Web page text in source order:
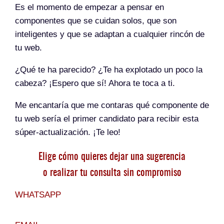
Es el momento de empezar a pensar en
componentes que se cuidan solos, que son
inteligentes y que se adaptan a cualquier rincón de
tu web.
¿Qué te ha parecido? ¿Te ha explotado un poco la
cabeza? ¡Espero que sí! Ahora te toca a ti.
Me encantaría que me contaras qué componente de
tu web sería el primer candidato para recibir esta
súper-actualización. ¡Te leo!
Elige cómo quieres dejar una sugerencia
o realizar tu consulta sin compromiso
WHATSAPP